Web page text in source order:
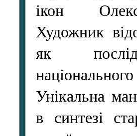
ікон
Художник
як
Унікальна
в синтезі